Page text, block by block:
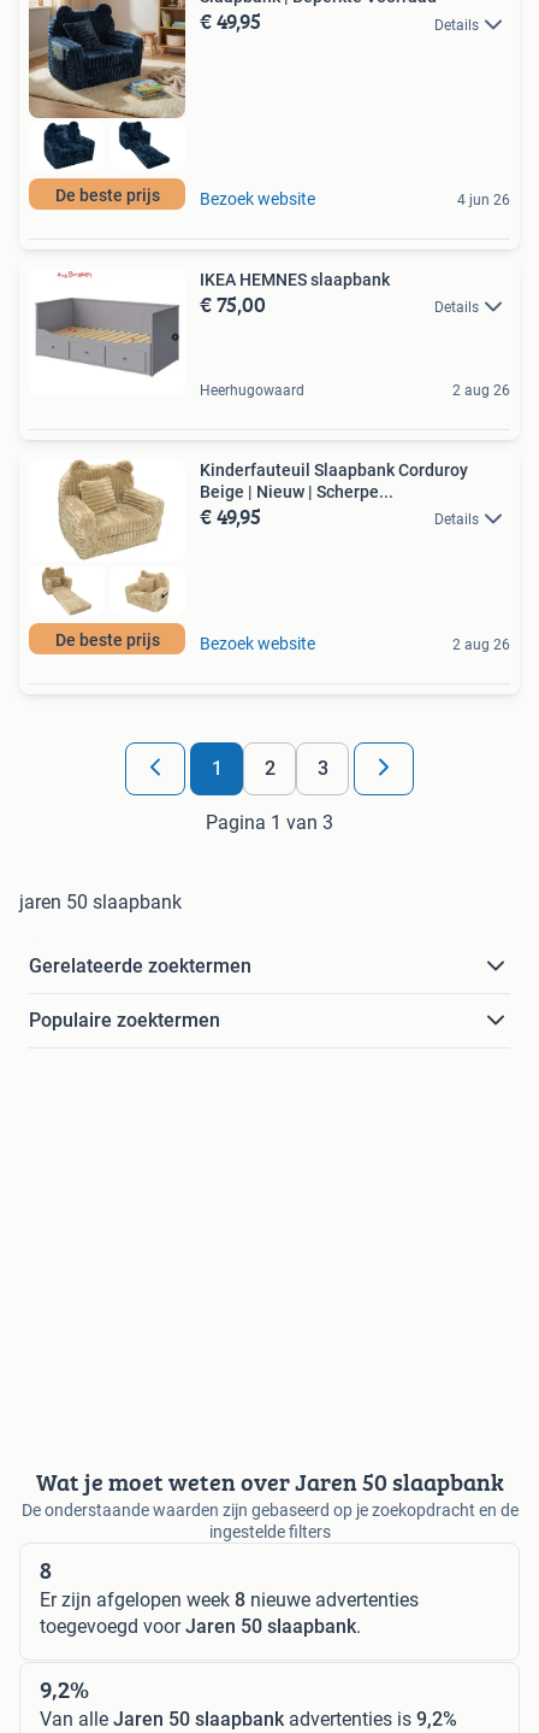
De beste prijs
€ 49,95 Details
Bezoek website 4 jun 26
IKEA HEMNES slaapbank
€ 75,00 Details
Heerhugowaard 2 aug 26
De beste prijs
Kinderfauteuil Slaapbank Corduroy
Beige | Nieuw | Scherpe...
€ 49,95 Details
Bezoek website 2 aug 26
1 2 3
Pagina 1 van 3
jaren 50 slaapbank
Gerelateerde zoektermen
Populaire zoektermen
Wat je moet weten over Jaren 50 slaapbank
De onderstaande waarden zijn gebaseerd op je zoekopdracht en de
ingestelde filters
8
Er zijn afgelopen week 8 nieuwe advertenties
toegevoegd voorJaren 50 slaapbank.
9,2%
Van alle Jaren 50 slaapbankadvertenties is 9,2%